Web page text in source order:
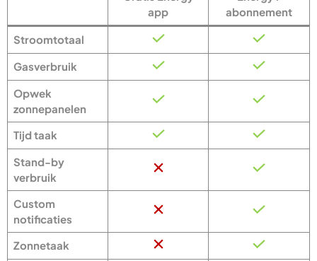
app
abonnement
Stroomtotaal
Gasverbruik
Opwek
zonnepanelen
Tijd taak
Stand-by
verbruik
Custom
notificaties
Zonnetaak